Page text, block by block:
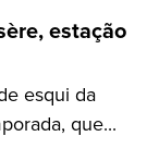
estação
esqui da
que...